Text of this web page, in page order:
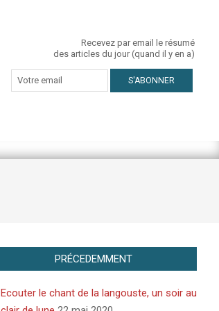
Recevez par email le résumé
des articles du jour (quand il y en a)
PRÉCEDEMMENT
Ecouter le chant de la langouste, un soir au